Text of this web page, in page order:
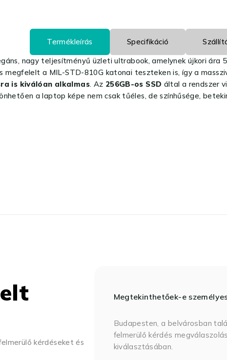
Termékleírás Specifikáció
nagy teljesítményű üzleti ultrabook, amelynek újkori
megfelelt a MIL-STD-810G katonai teszteken is, így a
is kiválóan alkalmas. Az 256GB-os SSD által a rendszer
a laptop képe nem csak tűéles, de színhűsége,
kérdéseket és
Megtekinthetőek-e
Budapesten, a belvárosban
felmerülő kérdés
kiválasztásában.